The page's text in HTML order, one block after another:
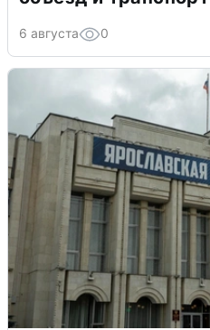
6 августа 0